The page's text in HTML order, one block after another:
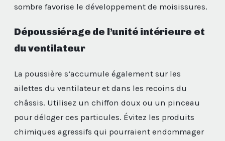
sombre favorise le développement de moisissures.
Dépoussiérage de l’unité intérieure et
du ventilateur
La poussière s’accumule également sur les
ailettes du ventilateur et dans les recoins du
châssis. Utilisez un chiffon doux ou un pinceau
pour déloger ces particules. Évitez les produits
chimiques agressifs qui pourraient endommager